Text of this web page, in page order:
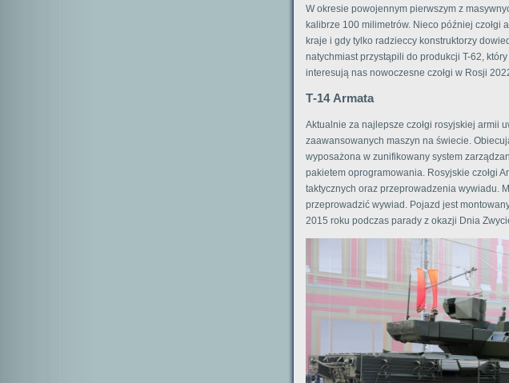
W okresie powojennym pierwszym z
kalibrze 100 milimetrów. Nieco później czołgi
kraje i gdy tylko radzieccy konstruktorzy
natychmiast przystąpili do produkcji T-62,
interesują nas nowoczesne czołgi w Rosji
Т-14 Armata
Aktualnie za najlepsze czołgi rosyjskiej armii
zaawansowanych maszyn na świecie.
wyposażona w zunifikowany system
pakietem oprogramowania. Rosyjskie czołgi
taktycznych oraz przeprowadzenia wywiadu.
przeprowadzić wywiad. Pojazd jest
2015 roku podczas parady z okazji Dnia